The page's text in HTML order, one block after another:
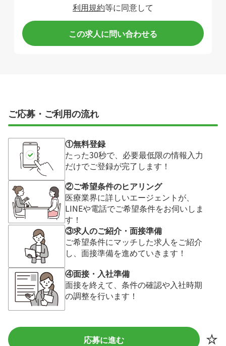
利用規約等に同意して
この求人に問い合わせる
ご応募・ご利用の流れ
①無料登録
たった30秒で、必要最低限の情報入力
だけでご登録が完了します！
②ご希望条件のヒアリング
医療業界に詳しいエージェントが、
LINEや電話でご希望条件をお伺いしま
す！
③求人のご紹介・面接準備
ご希望条件にマッチした求人をご紹介
し、面接準備を進めていきます！
④面接・入社準備
面接を終えて、条件の確認や入社時期
の調整を行います！
応募に進む